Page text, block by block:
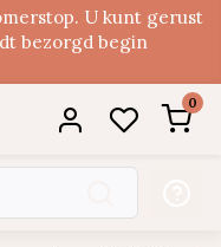
U kunt gerust
bezorgd begin
0